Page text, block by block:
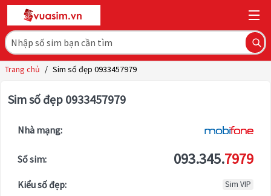
Trang chủ / Sim số đẹp 0933457979
Sim số đẹp 0933457979
Nhà mạng:
Số sim: 093.345.7979
Kiểu số đẹp: Sim VIP